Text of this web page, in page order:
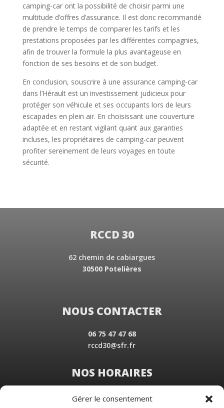
Gérer le consentement
camping-car ont la possibilité de choisir parmi une
multitude d’offres d’assurance. Il est donc recommandé
de prendre le temps de comparer les tarifs et les
prestations proposées par les différentes compagnies,
afin de trouver la formule la plus avantageuse en
fonction de ses besoins et de son budget.
En conclusion, souscrire à une assurance camping-car
dans l’Hérault est un investissement judicieux pour
protéger son véhicule et ses occupants lors de leurs
escapades en plein air. En choisissant une couverture
adaptée et en restant vigilant quant aux garanties
incluses, les propriétaires de camping-car peuvent
profiter sereinement de leurs voyages en toute
sécurité.
RCCD 30
62 chemin de cabiargues
30500 Potelières
NOUS CONTACTER
06 75 47 47 68
rccd30@sfr.fr
NOS HORAIRES
Du Lundi au Vendredi